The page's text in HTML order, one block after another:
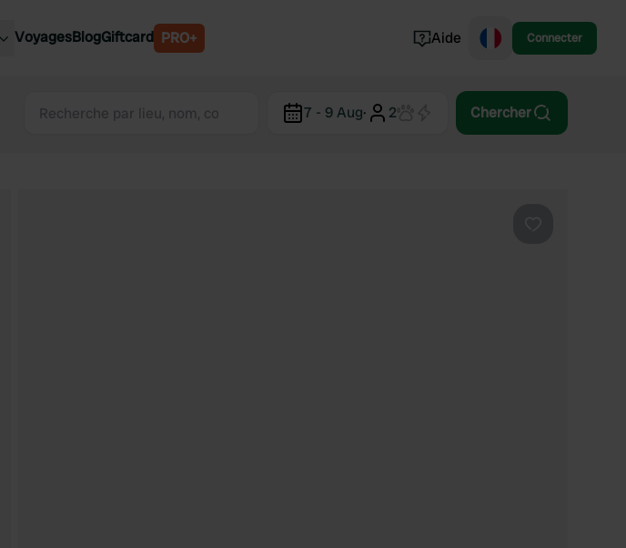
Slovénie
VoyagesBlogGiftcard PRO+ Aide Connecter
7 - 9 Aug· 2 Chercher